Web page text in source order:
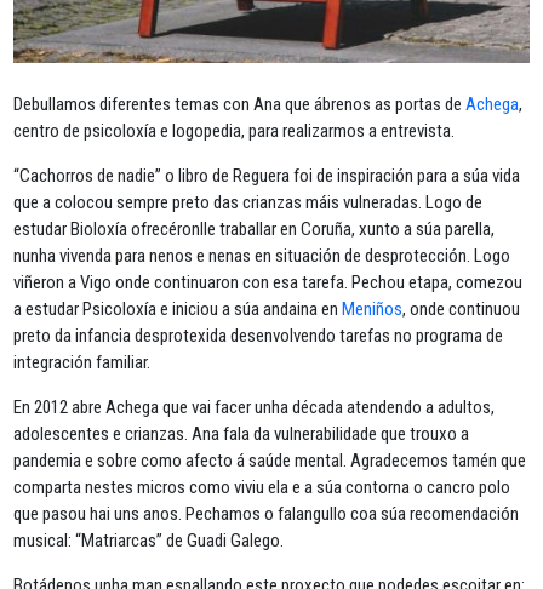
Debullamos diferentes temas con Ana que ábrenos as portas deAchega,
centro de psicoloxía e logopedia, para realizarmos a entrevista.
“Cachorros de nadie” o libro de Reguera foi de inspiración para a súa vida
que a colocou sempre preto das crianzas máis vulneradas. Logo de
estudar Bioloxía ofrecéronlle traballar en Coruña, xunto a súa parella,
nunha vivenda para nenos e nenas en situación de desprotección. Logo
viñeron a Vigo onde continuaron con esa tarefa. Pechou etapa, comezou
a estudar Psicoloxía e iniciou a súa andaina enMeniños, onde continuou
preto da infancia desprotexida desenvolvendo tarefas no programa de
integración familiar.
En 2012 abre Achega que vai facer unha década atendendo a adultos,
adolescentes e crianzas. Ana fala da vulnerabilidade que trouxo a
pandemia e sobre como afecto á saúde mental. Agradecemos tamén que
comparta nestes micros como viviu ela e a súa contorna o cancro polo
que pasou hai uns anos. Pechamos o falangullo coa súa recomendación
musical: “Matriarcas” de Guadi Galego.